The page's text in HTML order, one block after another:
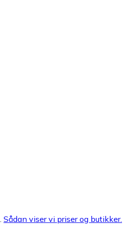
Sådan viser vi priser og butikker.